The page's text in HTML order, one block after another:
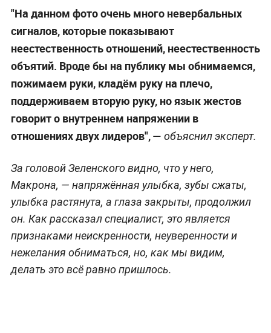
"На данном фото очень много невербальных
сигналов, которые показывают
неестественность отношений, неестественность
объятий. Вроде бы на публику мы обнимаемся,
пожимаем руки, кладём руку на плечо,
поддерживаем вторую руку, но язык жестов
говорит о внутреннем напряжении в
отношениях двух лидеров", — объяснил эксперт.
За головой Зеленского видно, что у него,
Макрона, — напряжённая улыбка, зубы сжаты,
улыбка растянута, а глаза закрыты, продолжил
он. Как рассказал специалист, это является
признаками неискренности, неуверенности и
нежелания обниматься, но, как мы видим,
делать это всё равно пришлось.